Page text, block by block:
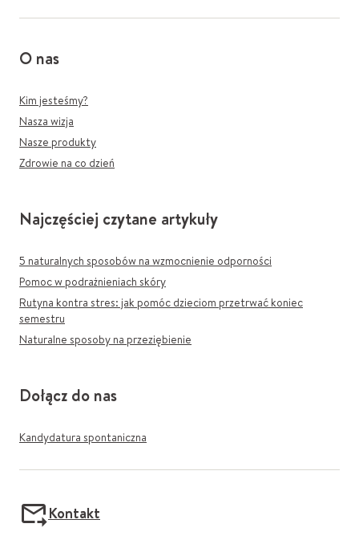
O nas
Kim jesteśmy?
Nasza wizja
Nasze produkty
Zdrowie na co dzień
Najczęściej czytane artykuły
5 naturalnych sposobów na wzmocnienie odporności
Pomoc w podrażnieniach skóry
Rutyna kontra stres: jak pomóc dzieciom przetrwać koniec
semestru
Naturalne sposoby na przeziębienie
Dołącz do nas
Kandydatura spontaniczna
Kontakt